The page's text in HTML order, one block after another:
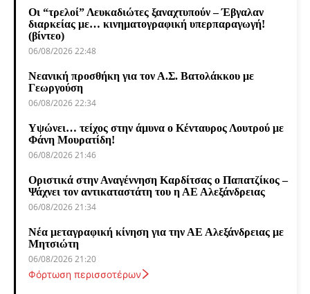
Οι “τρελοί” Λευκαδιώτες ξαναχτυπούν – Έβγαλαν
διαρκείας με… κινηματογραφική υπερπαραγωγή!
(βίντεο)
06/08/2026 22:48
Νεανική προσθήκη για τον Α.Σ. Βατολάκκου με
Γεωργούση
06/08/2026 22:34
Υψώνει… τείχος στην άμυνα ο Κένταυρος Λουτρού με
Φάνη Μουρατίδη!
06/08/2026 21:46
Οριστικά στην Αναγέννηση Καρδίτσας ο Παπατζίκος –
Ψάχνει τον αντικαταστάτη του η ΑΕ Αλεξάνδρειας
06/08/2026 21:34
Νέα μεταγραφική κίνηση για την ΑΕ Αλεξάνδρειας με
Μητσιώτη
06/08/2026 21:20
Φόρτωση περισσοτέρων